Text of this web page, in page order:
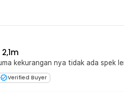
kekurangan nya tidak ada spek
Verified Buyer